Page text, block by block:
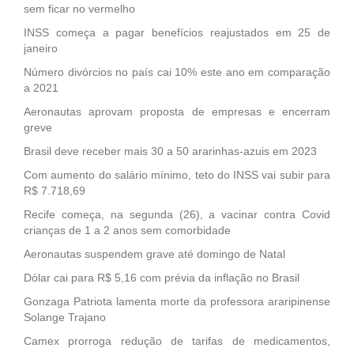
sem ficar no vermelho
INSS começa a pagar benefícios reajustados em 25 de
janeiro
Número divórcios no país cai 10% este ano em comparação
a 2021
Aeronautas aprovam proposta de empresas e encerram
greve
Brasil deve receber mais 30 a 50 ararinhas-azuis em 2023
Com aumento do salário mínimo, teto do INSS vai subir para
R$ 7.718,69
Recife começa, na segunda (26), a vacinar contra Covid
crianças de 1 a 2 anos sem comorbidade
Aeronautas suspendem grave até domingo de Natal
Dólar cai para R$ 5,16 com prévia da inflação no Brasil
Gonzaga Patriota lamenta morte da professora araripinense
Solange Trajano
Camex prorroga redução de tarifas de medicamentos,